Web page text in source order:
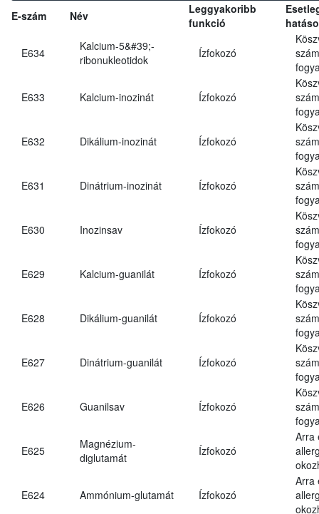
E-szám Név
Leggyakoribb
funkció
E634
Kalcium-5&#39;-
ribonukleotidok
Ízfokozó
E633 Kalcium-inozinát Ízfokozó
E632 Dikálium-inozinát Ízfokozó
E631 Dinátrium-inozinát Ízfokozó
E630 Inozinsav Ízfokozó
E629 Kalcium-guanilát Ízfokozó
E628 Dikálium-guanilát Ízfokozó
E627 Dinátrium-guanilát Ízfokozó
E626 Guanilsav Ízfokozó
E625
Magnézium-
diglutamát
Ízfokozó
Arra
E624 Ammónium-glutamát Ízfokozó
Arra